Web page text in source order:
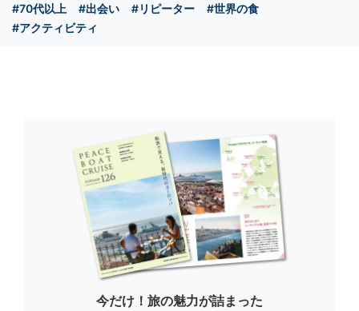
#70代以上 #出会い #リピーター
#世界の食
#アクティビティ
今だけ！旅の魅力が詰まった